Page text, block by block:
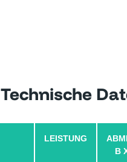
Technische
LEISTUNG
B